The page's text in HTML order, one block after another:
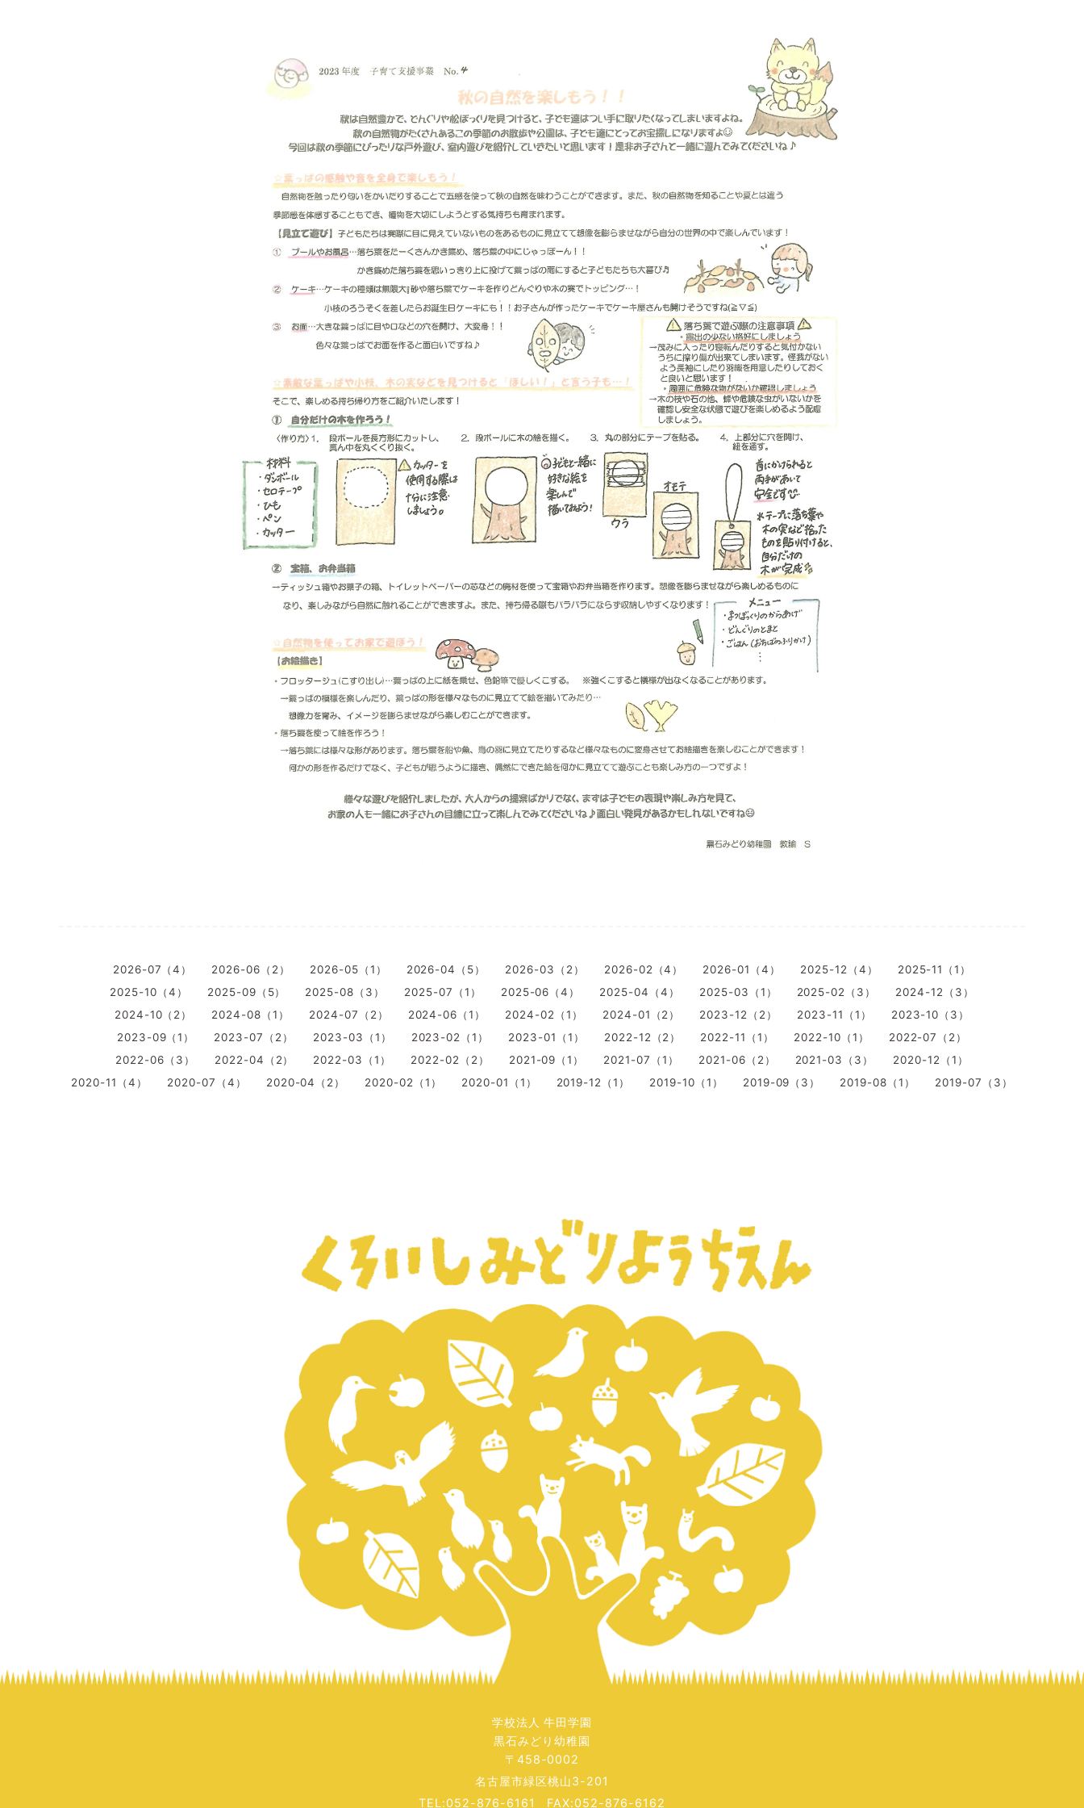
2026-07（4） 2026-06（2） 2026-05（1） 2026-04（5） 2026-03（2） 2026-02（4） 2026-01（4） 2025-12（4）
2025-11（1）
2025-10（4）
2025-09（5） 2025-08（3） 2025-07（1） 2025-06（4） 2025-04（4） 2025-03（1） 2025-02（3）
2024-12（3）
2024-10（2）
2024-08（1） 2024-07（2） 2024-06（1） 2024-02（1） 2024-01（2） 2023-12（2） 2023-11（1）
2023-10（3）
2023-09（1）
2023-07（2） 2023-03（1） 2023-02（1） 2023-01（1） 2022-12（2） 2022-11（1） 2022-10（1）
2022-07（2）
2022-06（3）
2022-04（2） 2022-03（1） 2022-02（2） 2021-09（1） 2021-07（1） 2021-06（2） 2021-03（3）
2020-12（1）
2020-11（4）
2020-07（4） 2020-04（2） 2020-02（1） 2020-01（1） 2019-12（1） 2019-10（1） 2019-09（3） 2019-08（1） 2019-07（3）
学校法人 牛田学園
黒石みどり幼稚園
〒458-0002
名古屋市緑区桃山3-201
TEL:052-876-6161 FAX:052-876-6162